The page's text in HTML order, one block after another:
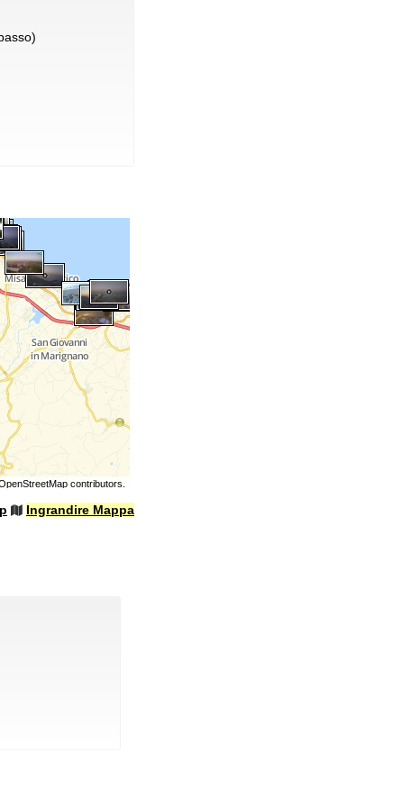
contributors.
Ingrandire Mappa